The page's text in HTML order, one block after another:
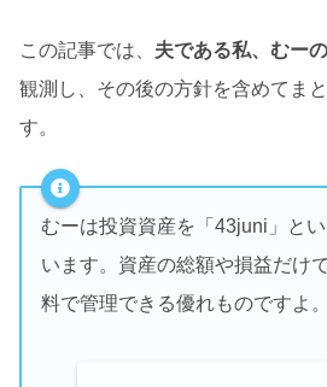
この記事では、 夫である私、むー
観測し、その後の方針を含めてま
す。
むーは投資資産を「43juni」と
います。資産の総額や損益だけ
料で管理できる優れものですよ。